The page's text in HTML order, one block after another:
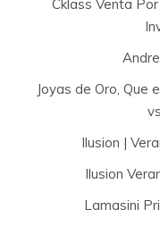
Cklass Venta
Joyas de Oro, Que
Ilusion |
Ilusion
Lamasini